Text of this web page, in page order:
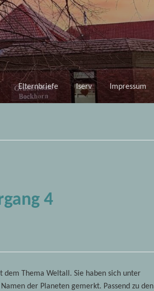
Elternbriefe Iserv Impressum
4
dem Thema Weltall. Sie haben sich unter
der Planeten gemerkt. Passend zu den